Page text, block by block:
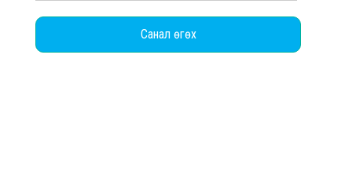
Санал өгөх